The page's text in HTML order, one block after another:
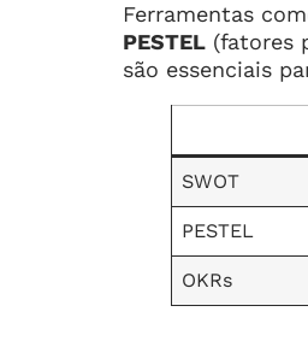
Ferramentas
PESTEL (fatores
são essenciais
SWOT
PESTEL
OKRs